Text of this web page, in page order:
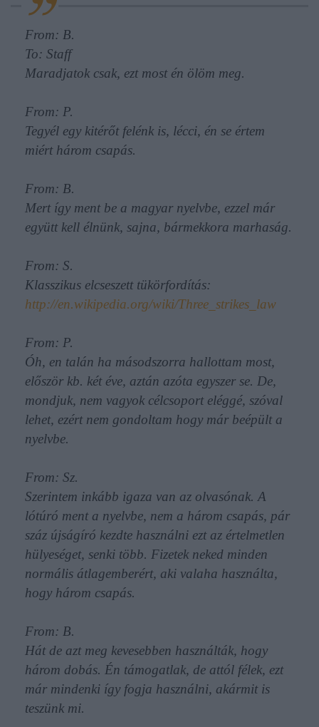
From: B.
To: Staff
Maradjatok csak, ezt most én ölöm meg.
From: P.
Tegyél egy kitérőt felénk is, lécci, én se értem
miért három csapás.
From: B.
Mert így ment be a magyar nyelvbe, ezzel már
együtt kell élnünk, sajna, bármekkora marhaság.
From: S.
Klasszikus elcseszett tükörfordítás:
http://en.wikipedia.org/wiki/Three_strikes_law
From: P.
Óh, en talán ha másodszorra hallottam most,
először kb. két éve, aztán azóta egyszer se. De,
mondjuk, nem vagyok célcsoport eléggé, szóval
lehet, ezért nem gondoltam hogy már beépült a
nyelvbe.
From: Sz.
Szerintem inkább igaza van az olvasónak. A
lótúró ment a nyelvbe, nem a három csapás, pár
száz újságíró kezdte használni ezt az értelmetlen
hülyeséget, senki több. Fizetek neked minden
normális átlagemberért, aki valaha használta,
hogy három csapás.
From: B.
Hát de azt meg kevesebben használták, hogy
három dobás. Én támogatlak, de attól félek, ezt
már mindenki így fogja használni, akármit is
teszünk mi.